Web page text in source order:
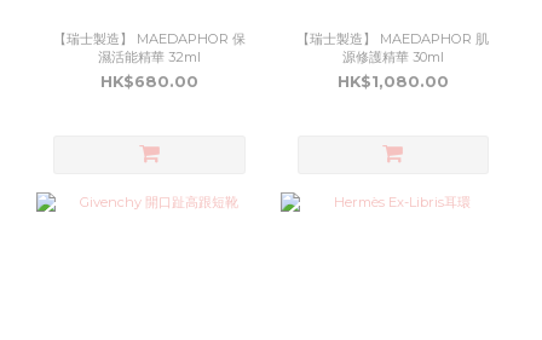
【瑞士製造】 MAEDAPHOR 保
濕活能精華 32ml
HK$680.00
【瑞士製造】 MAEDAPHOR 肌
源修護精華 30ml
HK$1,080.00